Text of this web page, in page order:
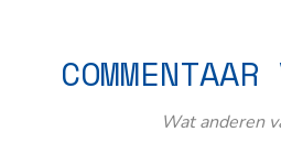
Wat anderen